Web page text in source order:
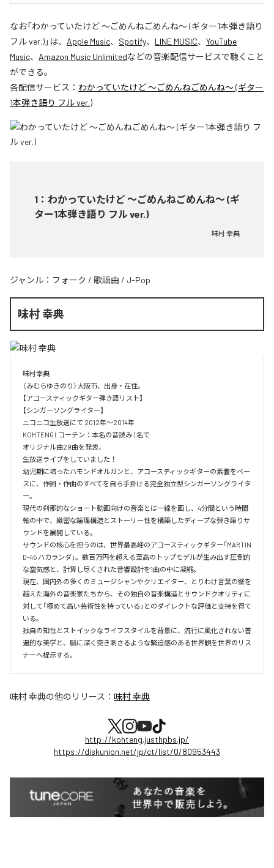
なお「わかっていたけど ～ごめんねごめんね～ (ギター1本弾き語り
フル ver.)」は、 Apple Music、 Spotify、 LINE MUSIC、 YouTube
Music、 Amazon Music Unlimitedなどの音楽配信サービスで聴くこと
ができる。
各配信サービス： わかっていたけど ～ごめんねごめんね～ (ギター
1本弾き語り フル ver.)
1 ： わかっていたけど ～ごめんねごめんね～ (ギ
ター1本弾き語り フル ver.)
味村 幸典
ジャンル： フォーク / 歌謡曲 / J-Pop
味村 幸典
味村幸典
（みむらゆきのり）大阪市、出身・在住。
【アコースティックギター弾き語リスト】
【シンガーソングライター】
ニコニコ生放送にて 2012年～2014年
KOHTENG ( コーテン：本名の音読み ) 名で
オリジナル曲29曲を発表、
生放送ライブをしていました！
幼児期に培ったハモンドオルガンと、アコースティックギターの素養をベー
スに、作詞・作曲のすべてを自ら手掛ける完全独立型シンガーソングライタ
ー。
現代の刹那的なショート動画向けの音楽とは一線を画し、4分間という時間
軸の中で、緻密な論理構造とストーリー性を構築したディープな弾き語りサ
ウンドを展開している。
サウンドの核心を担うのは、世界最高峰のアコースティックギター「MARTIN
D-45 ハカランダ」。数百万円を超える至高のトップモデルが生み出す圧倒的
な空気感と、計算し尽くされた音響設計を1曲の中に凝縮。
現在、国内外の多くのミュージシャンやクリエイター、とりわけ言葉の壁を
越えた海外の音楽家たちから、その独自の音楽構造とサウンドクオリティに
対して「極めて高い芸術性を持っている」とのダイレクトな評価と支持を得て
いる。
独自の知性とストイックなライフスタイルを背景に、流行に風化されない普
遍的な美学と、脳に深く突き刺さるような緊迫感のある世界観を世界のリス
ナーへ提示する。
味村 幸典の他のリリース： 味村 幸典
http://kohteng.justhpbs.jp/
https://diskunion.net/jp/ct/list/0/80953443